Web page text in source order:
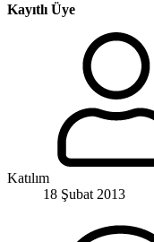
Kayıtlı Üye
Katılım
18 Şubat 2013